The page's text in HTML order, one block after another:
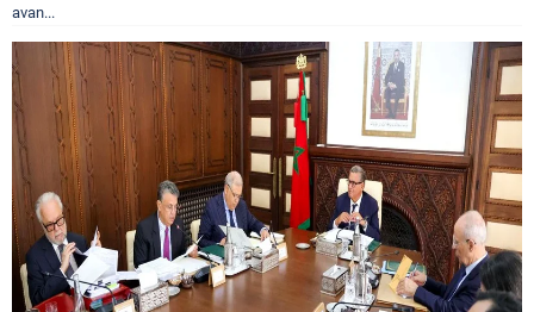
avan...